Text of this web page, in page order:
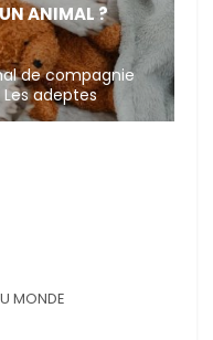
ANIMAL ?
de compagnie
adeptes
leur compagnon à
MONDE